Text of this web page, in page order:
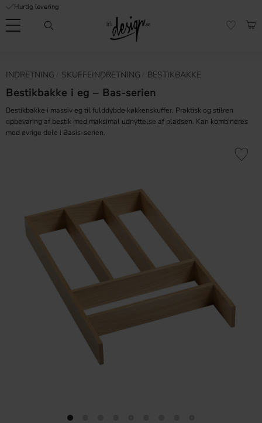
Menu
Hurtig levering
INDRETNING SKUFFEINDRETNING BESTIKBAKKE
Bestikbakke i eg – Bas-serien
Bestikbakke i massiv eg til fulddybde køkkenskuffer. Praktisk og stilren
opbevaring af bestik med maksimal udnyttelse af pladsen. Kan kombineres
med øvrige dele i Basis-serien.
Gem
Ofte stillede
spørgsmål
Inspiration & Tips
sider |
It's
Design